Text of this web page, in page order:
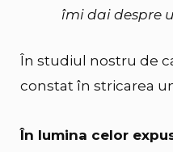
îmi dai despre
În studiul nostru de
constat în stricarea
În lumina celor